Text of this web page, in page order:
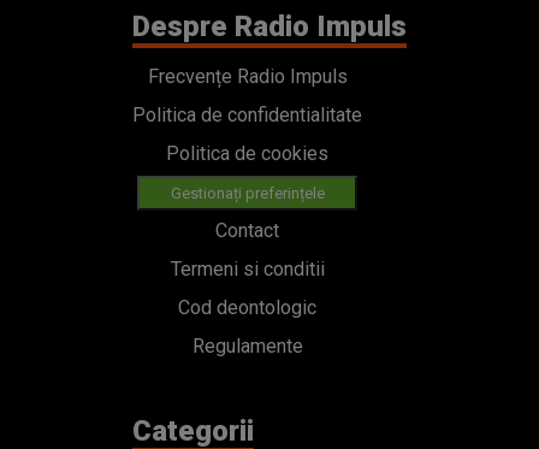
Despre Radio Impuls
Frecvențe Radio Impuls
Politica de confidentialitate
Politica de cookies
Gestionați preferințele
Contact
Termeni si conditii
Cod deontologic
Regulamente
Categorii